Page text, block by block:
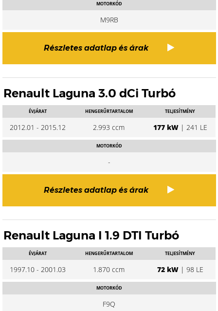
MOTORKÓD
M9RB
Részletes adatlap és árak
Renault Laguna 3.0 dCi Turbó
ÉVJÁRAT
2012.01 - 2015.12
HENGERŰRTARTALOM
2.993 ccm
TELJESÍTMÉNY
177 kW| 241 LE
MOTORKÓD
-
Részletes adatlap és árak
Renault Laguna I 1.9 DTI Turbó
ÉVJÁRAT
1997.10 - 2001.03
HENGERŰRTARTALOM
1.870 ccm
TELJESÍTMÉNY
72 kW| 98 LE
MOTORKÓD
F9Q